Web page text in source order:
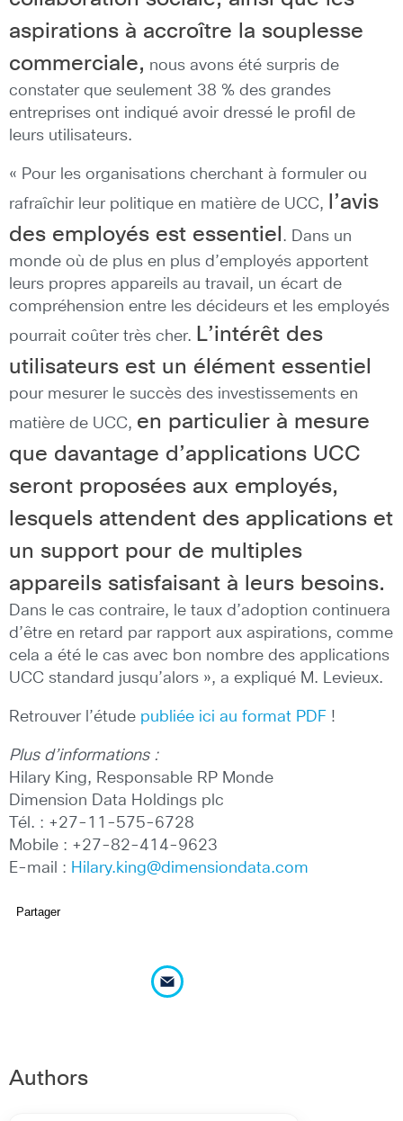
aspirations à accroître la souplesse
commerciale, nous avons été surpris de
constater que seulement 38 % des grandes
entreprises ont indiqué avoir dressé le profil de
leurs utilisateurs.
« Pour les organisations cherchant à formuler ou
rafraîchir leur politique en matière de UCC,
l’avis
des employés est essentiel . Dans un
monde où de plus en plus d’employés apportent
leurs propres appareils au travail, un écart de
compréhension entre les décideurs et les employés
pourrait coûter très cher. L’intérêt des
utilisateurs est un élément essentiel
pour mesurer le succès des investissements en
matière de UCC, en particulier à mesure
que davantage d’applications UCC
seront proposées aux employés,
lesquels attendent des applications et
un support pour de multiples
appareils satisfaisant à leurs besoins.
Dans le cas contraire, le taux d’adoption continuera
d’être en retard par rapport aux aspirations, comme
cela a été le cas avec bon nombre des applications
UCC standard jusqu’alors », a expliqué M. Levieux.
Retrouver l’étude publiée ici au format PDF !
Plus d’informations :
Hilary King, Responsable RP Monde
Dimension Data Holdings plc
Tél. : +27-11-575-6728
Mobile : +27-82-414-9623
E-mail : Hilary.king@dimensiondata.com
Partager
Authors